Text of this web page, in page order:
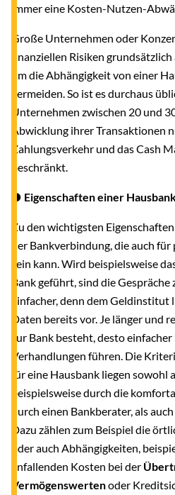
immer eine Kosten-Nutzen-
Große Unternehmen oder
finanziellen Risiken
um die Abhängigkeit von einer
vermeiden. So ist es durchaus
Unternehmen zwischen 20 und
Abwicklung ihrer Transaktionen
Zahlungsverkehr und das Cash
beschränkt.
● Eigenschaften einer
Zu den wichtigsten
der Bankverbindung, die auch
sein kann. Wird beispielsweise
Bank geführt, sind die
einfacher, denn dem
Daten bereits vor. Je länger und
zur Bank besteht, desto
Verhandlungen führen. Die
für eine Hausbank liegen sowohl
beispielsweise durch die
durch einen Bankberater, als
Dazu zählen zum Beispiel die
oder auch Abhängigkeiten,
anfallenden Kosten bei der
Vermögenswertenoder